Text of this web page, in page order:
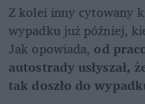
Z kolei inny cytowany
wypadku już później,
Jak opowiada, od
autostrady usłyszał,
tak doszło do